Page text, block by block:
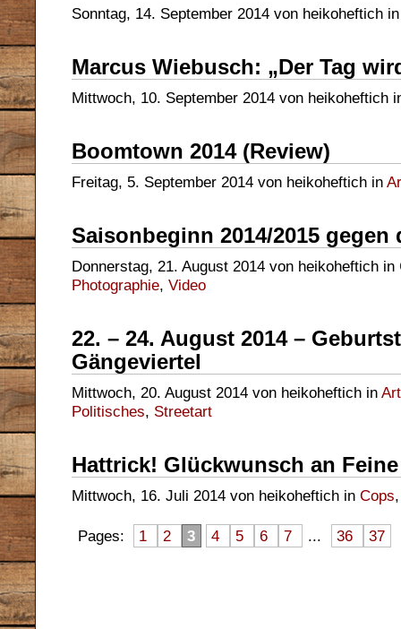
Sonntag, 14. September 2014 von heikoheftich
Marcus Wiebusch: „Der Tag
Mittwoch, 10. September 2014 von heikoheftich
Boomtown 2014 (Review)
Freitag, 5. September 2014 von heikoheftich in
Saisonbeginn 2014/2015
Donnerstag, 21. August 2014 von heikoheftich in
Photographie, Video
22. – 24. August 2014 –
Gängeviertel
Mittwoch, 20. August 2014 von heikoheftich in Art
Politisches, Streetart
Hattrick! Glückwunsch an
Mittwoch, 16. Juli 2014 von heikoheftich in Cops
Pages: 1 2 3 4 5 6 7 ... 36 37